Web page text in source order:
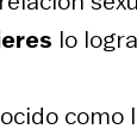
lo
como